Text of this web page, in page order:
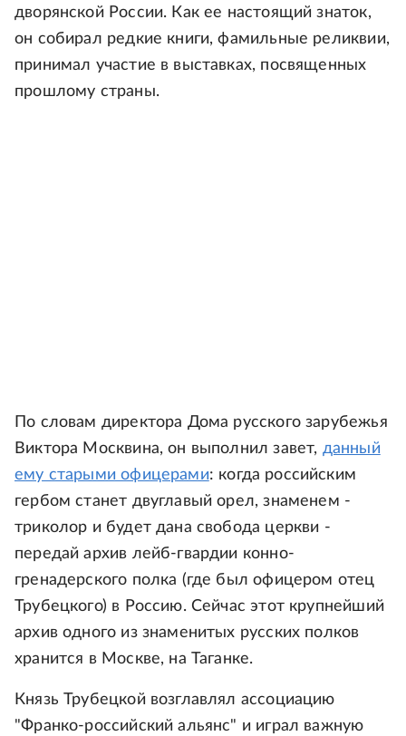
дворянской России. Как ее настоящий знаток,
он собирал редкие книги, фамильные реликвии,
принимал участие в выставках, посвященных
прошлому страны.
По словам директора Дома русского зарубежья
Виктора Москвина, он выполнил завет, данный
ему старыми офицерами: когда российским
гербом станет двуглавый орел, знаменем -
триколор и будет дана свобода церкви -
передай архив лейб-гвардии конно-
гренадерского полка (где был офицером отец
Трубецкого) в Россию. Сейчас этот крупнейший
архив одного из знаменитых русских полков
хранится в Москве, на Таганке.
Князь Трубецкой возглавлял ассоциацию
"Франко-российский альянс" и играл важную